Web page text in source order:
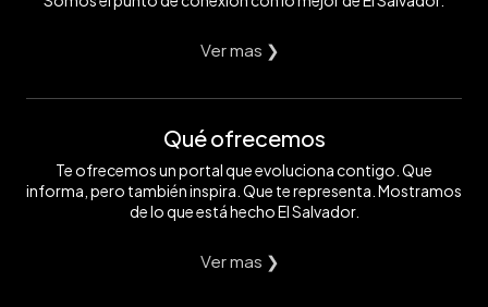
Ver mas ❯
Qué ofrecemos
Te ofrecemos un portal que evoluciona contigo. Que
informa, pero también inspira. Que te representa. Mostramos
de lo que está hecho El Salvador.
Ver mas ❯